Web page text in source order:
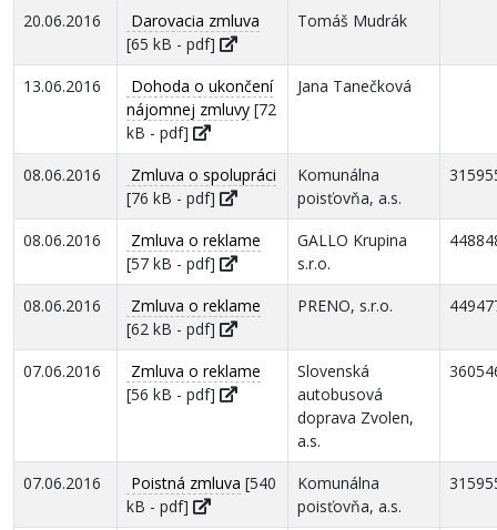
20.06.2016
Darovacia zmluva
[65 kB - pdf]
Tomáš Mudrák
13.06.2016
Dohoda o ukončení
nájomnej zmluvy [72
kB - pdf]
Jana Tanečková
08.06.2016
Zmluva o spolupráci
[76 kB - pdf]
Komunálna
poisťovňa, a.s.
08.06.2016
Zmluva o reklame
[57 kB - pdf]
GALLO Krupina
s.r.o.
08.06.2016
Zmluva o reklame
[62 kB - pdf]
PRENO, s.r.o.
07.06.2016
Zmluva o reklame
[56 kB - pdf]
Slovenská
autobusová
doprava Zvolen,
a.s.
07.06.2016 Poistná zmluva [540
kB - pdf]
Komunálna
poisťovňa, a.s.